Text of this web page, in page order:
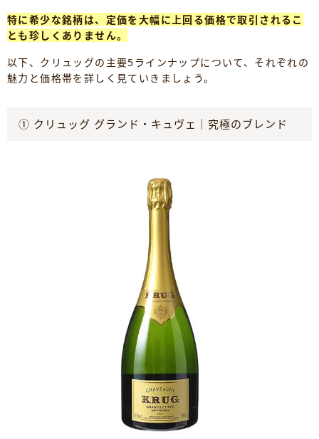
特に希少な銘柄は、定価を大幅に上回る価格で取引されるこ
とも珍しくありません。
以下、クリュッグの主要5ラインナップについて、それぞれの
魅力と価格帯を詳しく見ていきましょう。
① クリュッグ グランド・キュヴェ｜究極のブレンド